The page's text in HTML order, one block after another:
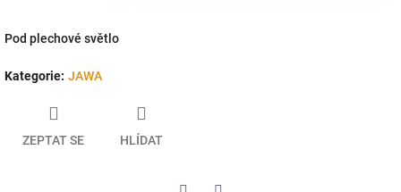
Pod plechové světlo
Kategorie: JAWA
ZEPTAT SE HLÍDAT